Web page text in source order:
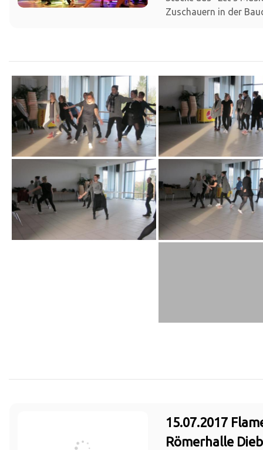
Zuschauern in der
15.07.2017
Römerhalle